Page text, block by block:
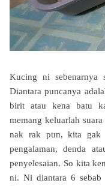
Kucing ni sebenarnya
Diantara puncanya
birit atau kena batu
memang keluarlah
nak rak pun, kita gak
pengalaman, denda
penyelesaian. So kita
ni. Ni diantara 6